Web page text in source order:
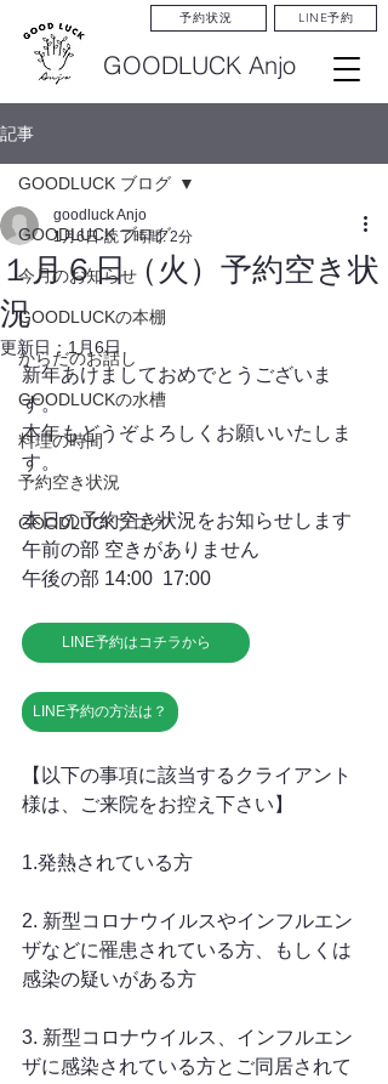
予約状況 LINE予約
GOODLUCK Anjo
記事
GOODLUCK ブログ
今月のお知らせ
GOODLUCKの本棚
からだのお話し
GOODLUCKの水槽
料理の時間
予約空き状況
GOODLUCKブログ
GOODLUCK ブログ
１月６日（火）予約空き状
況
goodluck Anjo
1月6日 読了時間: 2分
更新日： 1月6日
新年あけましておめでとうございま
す。
本年もどうぞよろしくお願いいたしま
す。
本日の予約空き状況をお知らせします
午前の部 空きがありません
午後の部 14:00  17:00
LINE予約はコチラから
LINE予約の方法は？
【以下の事項に該当するクライアント
様は、ご来院をお控え下さい】
1.発熱されている方
2. 新型コロナウイルスやインフルエン
ザなどに罹患されている方、もしくは
感染の疑いがある方
3. 新型コロナウイルス、インフルエン
ザに感染されている方とご同居されて